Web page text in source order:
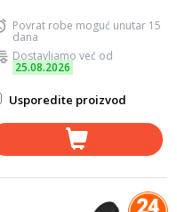
Povrat robe moguć unutar 15
dana
Dostavljamo već od
25.08.2026
Usporedite proizvod